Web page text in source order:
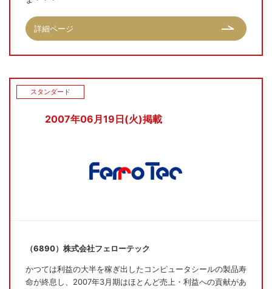
詳細ページ
2007年06月19日(火)掲載
スタンダード
（6890）株式会社フェローテック
かつては利益の大半を稼ぎ出したコンピュータシールの製品寿
命が終息し、2007年3月期はほとんど売上・利益への貢献があ